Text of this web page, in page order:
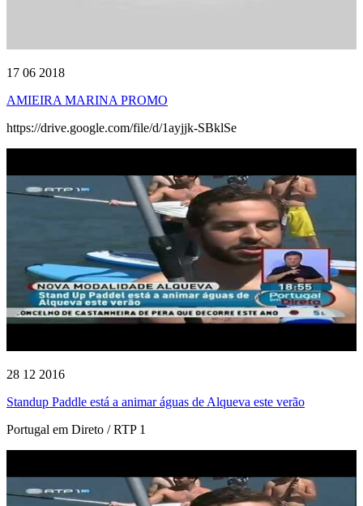
17 06 2018
AMIEIRA MARINA PROMO
https://drive.google.com/file/d/1ayjjk-SBklSe
28 12 2016
Standup Paddle está a animar águas de Alqueva este verão
Portugal em Direto / RTP 1